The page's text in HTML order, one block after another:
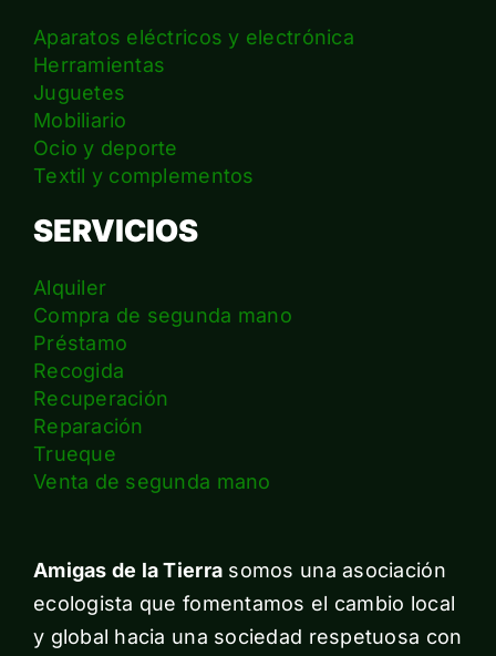
Aparatos eléctricos y electrónica
Herramientas
Juguetes
Mobiliario
Ocio y deporte
Textil y complementos
SERVICIOS
Alquiler
Compra de segunda mano
Préstamo
Recogida
Recuperación
Reparación
Trueque
Venta de segunda mano
Amigas de la Tierra somos una asociación
ecologista que fomentamos el cambio local
y global hacia una sociedad respetuosa con